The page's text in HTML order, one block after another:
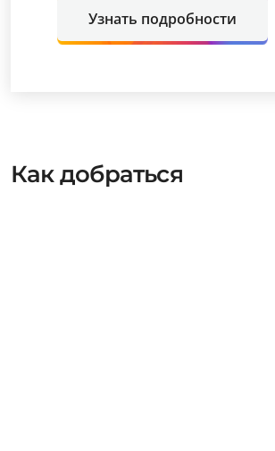
Узнать подробности
Как добраться